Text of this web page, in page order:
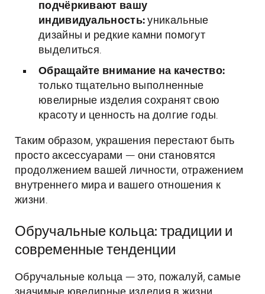
подчёркивают вашу
индивидуальность: уникальные
дизайны и редкие камни помогут
выделиться.
Обращайте внимание на качество:
только тщательно выполненные
ювелирные изделия сохранят свою
красоту и ценность на долгие годы.
Таким образом, украшения перестают быть
просто аксессуарами — они становятся
продолжением вашей личности, отражением
внутреннего мира и вашего отношения к
жизни.
Обручальные кольца: традиции и
современные тенденции
Обручальные кольца — это, пожалуй, самые